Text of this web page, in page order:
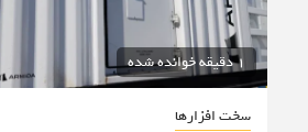
1 دقیقه خوانده شده
سخت افزارها